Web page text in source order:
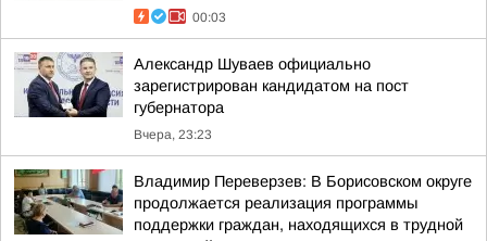
00:03
Александр Шуваев официально
зарегистрирован кандидатом на пост
губернатора
Вчера, 23:23
Владимир Переверзев: В Борисовском округе
продолжается реализация программы
поддержки граждан, находящихся в трудной